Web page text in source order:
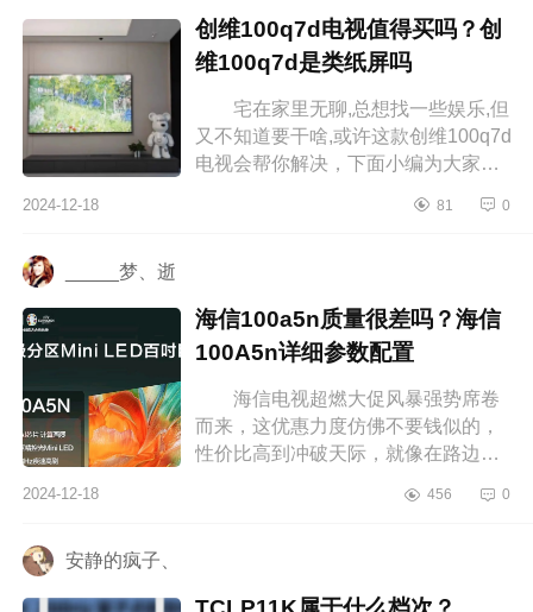
创维100q7d电视值得买吗？创
维100q7d是类纸屏吗
宅在家里无聊,总想找一些娱乐,但
又不知道要干啥,或许这款创维100q7d
电视会帮你解决，下面小编为大家介
100q7d是类纸屏吗 创维100q7...
2024-12-18 81 0
_____梦、逝
海信100a5n质量很差吗？海信
100A5n详细参数配置
海信电视超燃大促风暴强势席卷
而来，这优惠力度仿佛不要钱似的，
性价比高到冲破天际，就像在路边捡
小编为大家介绍下海信100a5n质量
2024-12-18 456 0
安静的疯子、